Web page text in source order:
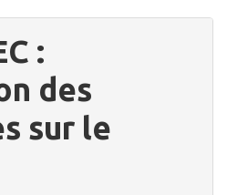
:
des
sur le